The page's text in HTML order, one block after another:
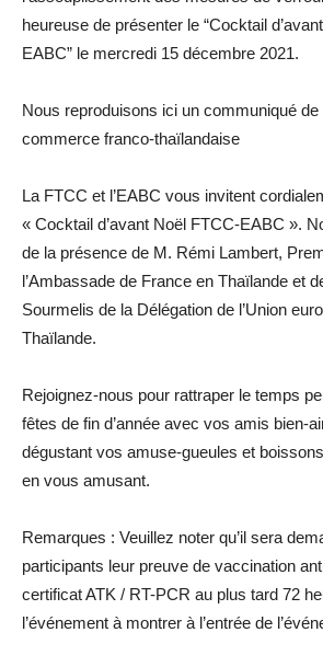
heureuse de présenter le “Cocktail
EABC” le mercredi 15 décembre 2021.
Nous reproduisons ici un communiqué
commerce franco-thaïlandaise
La FTCC et l’EABC vous invitent
« Cocktail d’avant Noël FTCC-EABC ».
de la présence de M. Rémi Lambert,
l’Ambassade de France en Thaïlande et
Sourmelis de la Délégation de l’Union
Thaïlande.
Rejoignez-nous pour rattraper le temps
fêtes de fin d’année avec vos amis bien-
dégustant vos amuse-gueules et
en vous amusant.
Remarques : Veuillez noter qu’il sera
participants leur preuve de vaccination
certificat ATK / RT-PCR au plus tard 72
l’événement à montrer à l’entrée de